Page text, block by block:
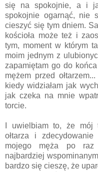
się na spokojnie, a i
spokojnie ogarnąć, nie
cieszyć się tym dniem.
kościoła może też i
tym, moment w którym
moim jednym z
zapamiętam go do
mężem przed
kiedy widziałam jak
jak czeka na mnie
torcie.
I uwielbiam to, że mój
ołtarza i
mojego męża po raz
najbardziej
bardzo się cieszę, że